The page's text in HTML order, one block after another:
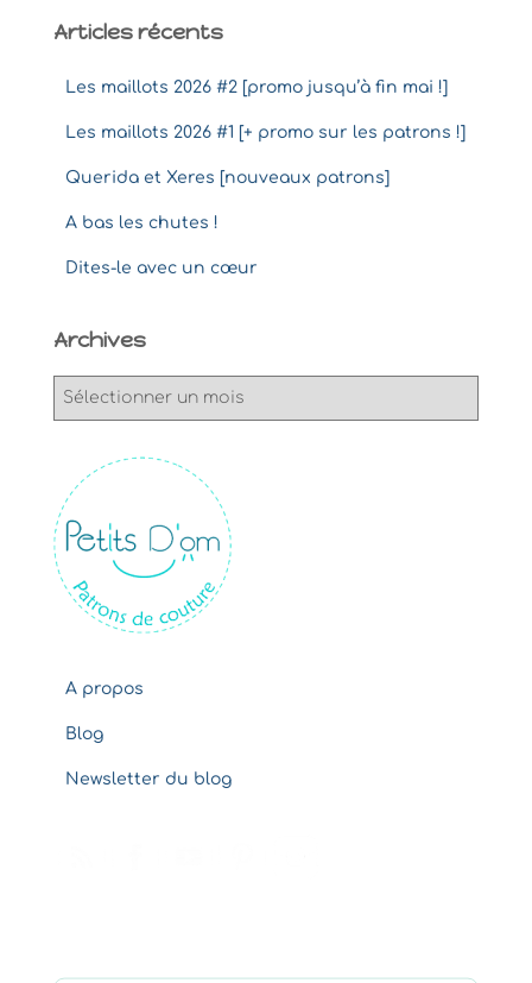
Articles récents
Les maillots 2026 #2 [promo jusqu’à fin mai !]
Les maillots 2026 #1 [+ promo sur les patrons !]
Querida et Xeres [nouveaux patrons]
A bas les chutes !
Dites-le avec un cœur
Archives
v
e
s
A propos
Blog
Newsletter du blog